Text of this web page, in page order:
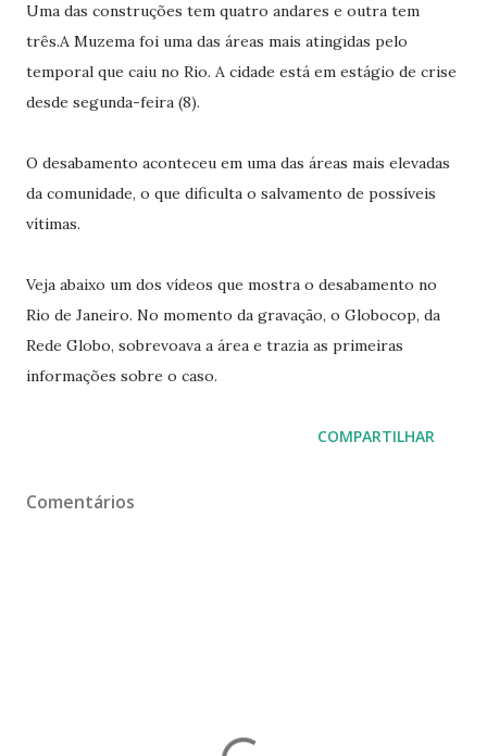
Uma das construções tem quatro andares e outra tem
três.A Muzema foi uma das áreas mais atingidas pelo
temporal que caiu no Rio. A cidade está em estágio de crise
desde segunda-feira (8).
O desabamento aconteceu em uma das áreas mais elevadas
da comunidade, o que dificulta o salvamento de possíveis
vítimas.
Veja abaixo um dos vídeos que mostra o desabamento no
Rio de Janeiro. No momento da gravação, o Globocop, da
Rede Globo, sobrevoava a área e trazia as primeiras
informações sobre o caso.
COMPARTILHAR
Comentários